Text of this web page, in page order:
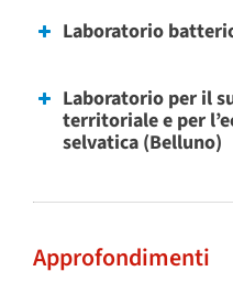
Laboratorio
Laboratorio per il
territoriale e per
selvatica (Belluno)
Approfondimenti